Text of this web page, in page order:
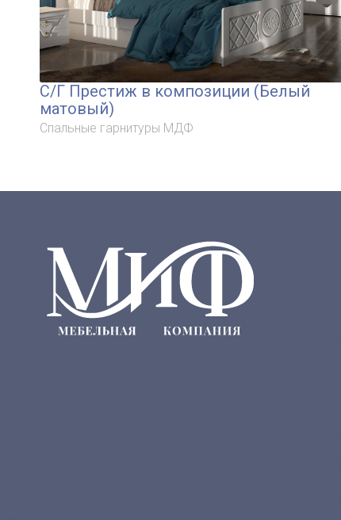
С/Г Престиж в композиции (Белый
матовый)
Спальные гарнитуры МДФ